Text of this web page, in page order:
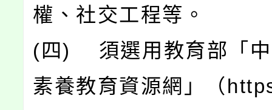
權、社交工程等。
(四) 須選用教育部「中
素養教育資源網」（